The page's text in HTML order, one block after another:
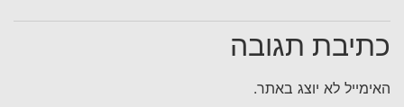
כתיבת תגובה
האימייל לא יוצג באתר.